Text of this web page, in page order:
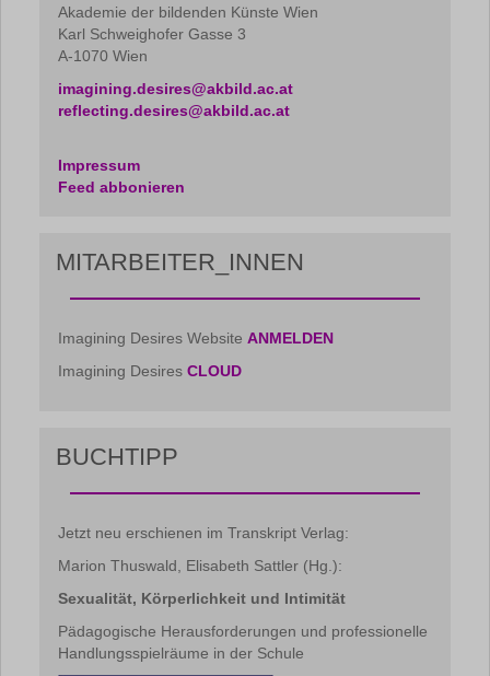
Akademie der bildenden Künste Wien
Karl Schweighofer Gasse 3
A-1070 Wien
imagining.desires@akbild.ac.at
reflecting.desires@akbild.ac.at
Impressum
Feed abbonieren
MITARBEITER_INNEN
Imagining Desires Website ANMELDEN
Imagining Desires CLOUD
BUCHTIPP
Jetzt neu erschienen im Transkript Verlag:
Marion Thuswald, Elisabeth Sattler (Hg.):
Sexualität, Körperlichkeit und Intimität
Pädagogische Herausforderungen und professionelle
Handlungsspielräume in der Schule